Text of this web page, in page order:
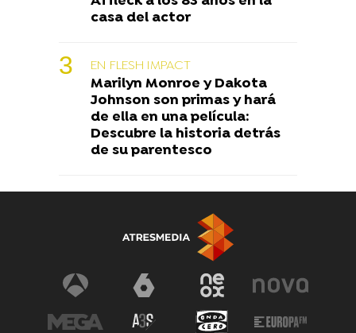
casa del actor
EN FLESH IMPACT
Marilyn Monroe y Dakota
Johnson son primas y hará
de ella en una película:
Descubre la historia detrás
de su parentesco